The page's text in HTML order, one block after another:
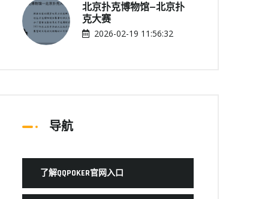
北京扑克博物馆—北京扑
克大赛
2026-02-19 11:56:32
导航
了解QQPOKER官网入口